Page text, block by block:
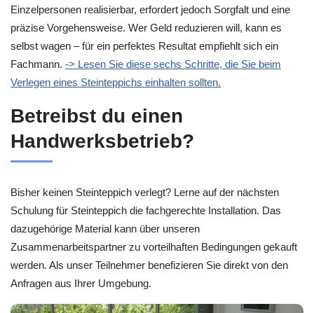
Einzelpersonen realisierbar, erfordert jedoch Sorgfalt und eine
präzise Vorgehensweise. Wer Geld reduzieren will, kann es
selbst wagen – für ein perfektes Resultat empfiehlt sich ein
Fachmann. -> Lesen Sie diese sechs Schritte, die Sie beim
Verlegen eines Steinteppichs einhalten sollten.
Betreibst du einen
Handwerksbetrieb?
Bisher keinen Steinteppich verlegt? Lerne auf der nächsten
Schulung für Steinteppich die fachgerechte Installation. Das
dazugehörige Material kann über unseren
Zusammenarbeitspartner zu vorteilhaften Bedingungen gekauft
werden. Als unser Teilnehmer benefizieren Sie direkt von den
Anfragen aus Ihrer Umgebung.